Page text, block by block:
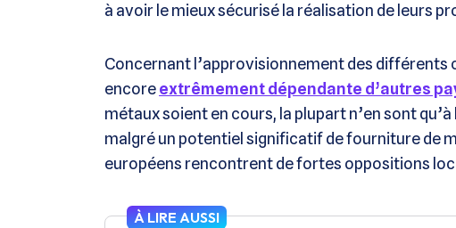
à avoir le mieux sécurisé la réalisation de leurs
Concernant l’approvisionnement des différents
encoreextrêmement dépendante d’autres
métaux soient en cours, la plupart n’en sont
malgré un potentiel significatif de fourniture de
européens rencontrent de fortes oppositions
À LIRE AUSSI